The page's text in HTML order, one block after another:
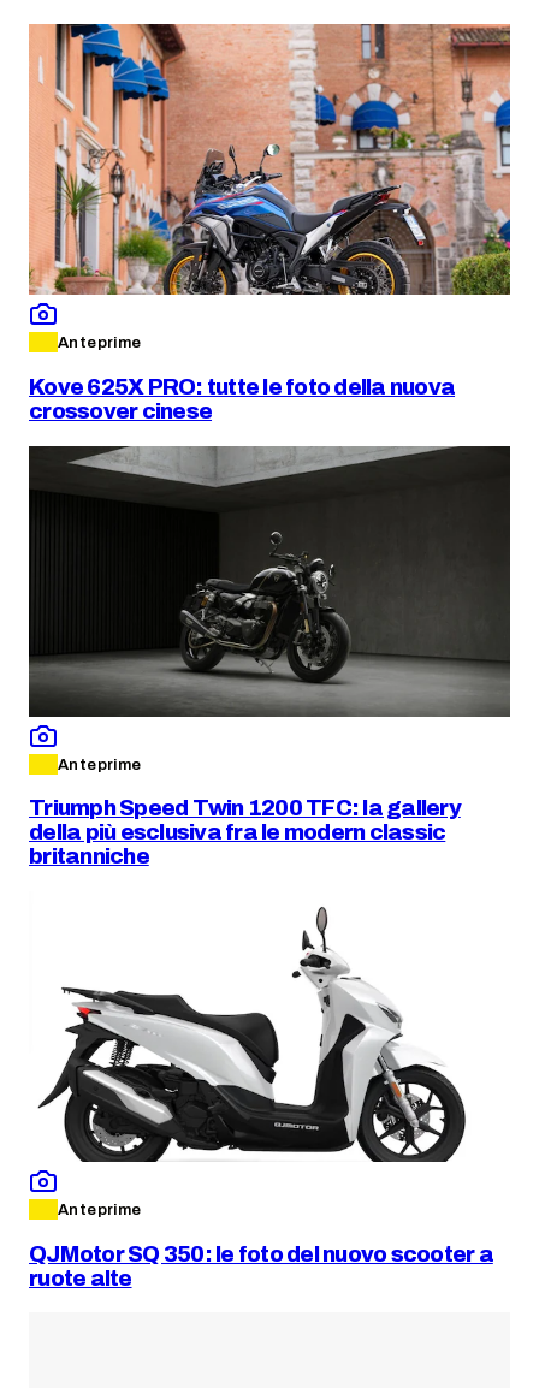
Anteprime
Kove 625X PRO: tutte le foto della nuova
crossover cinese
Anteprime
Triumph Speed Twin 1200 TFC: la gallery
della più esclusiva fra le modern classic
britanniche
Anteprime
QJMotor SQ 350: le foto del nuovo scooter a
ruote alte